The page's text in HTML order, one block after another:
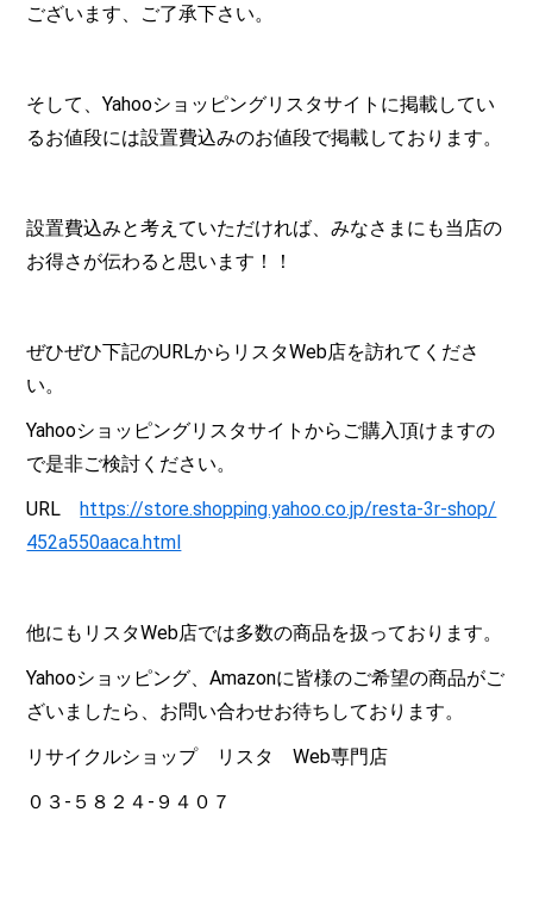
ございます、ご了承下さい。
そして、Yahooショッピングリスタサイトに掲載してい
るお値段には設置費込みのお値段で掲載しております。
設置費込みと考えていただければ、みなさまにも当店の
お得さが伝わると思います！！
ぜひぜひ下記のURLからリスタWeb店を訪れてくださ
い。
Yahooショッピングリスタサイトからご購入頂けますの
で是非ご検討ください。
URLhttps://store.shopping.yahoo.co.jp/resta-3r-shop/
452a550aaca.html
他にもリスタWeb店では多数の商品を扱っております。
Yahooショッピング、Amazonに皆様のご希望の商品がご
ざいましたら、お問い合わせお待ちしております。
リサイクルショップ リスタ Web専門店
０３-５８２４-９４０７